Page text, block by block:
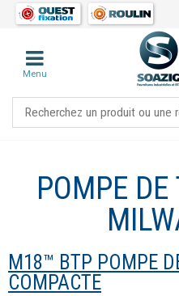
Menu
POMPE
M18™ BTP POMPE
COMPACTE